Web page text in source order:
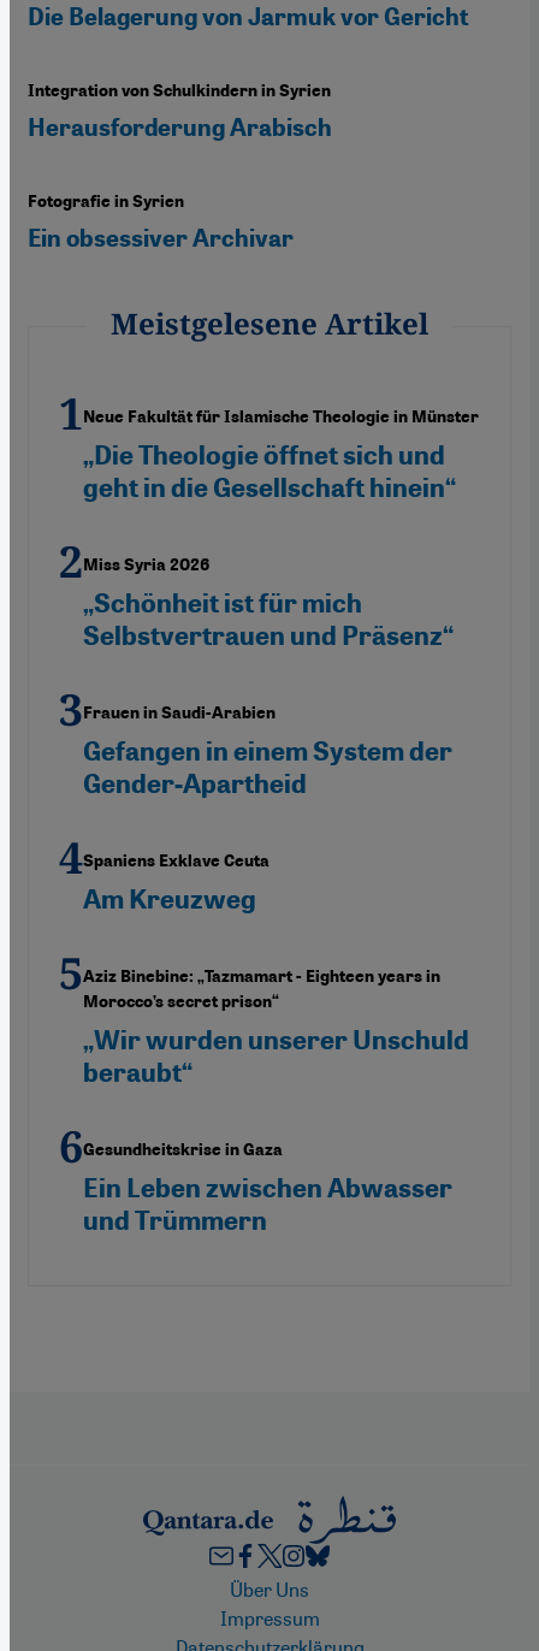
Die Belagerung von Jarmuk vor Gericht
Integration von Schulkindern in Syrien
Herausforderung Arabisch
Fotografie in Syrien
Ein obsessiver Archivar
Meistgelesene Artikel
Neue Fakultät für Islamische Theologie in Münster
„Die Theologie öffnet sich und
geht in die Gesellschaft hinein“
Miss Syria 2026
„Schönheit ist für mich
Selbstvertrauen und Präsenz“
Frauen in Saudi-Arabien
Gefangen in einem System der
Gender-Apartheid
Spaniens Exklave Ceuta
Am Kreuzweg
Aziz Binebine: „Tazmamart - Eighteen years in
Morocco’s secret prison“
„Wir wurden unserer Unschuld
beraubt“
Gesundheitskrise in Gaza
Ein Leben zwischen Abwasser
und Trümmern
FooterÜber Uns
Impressum